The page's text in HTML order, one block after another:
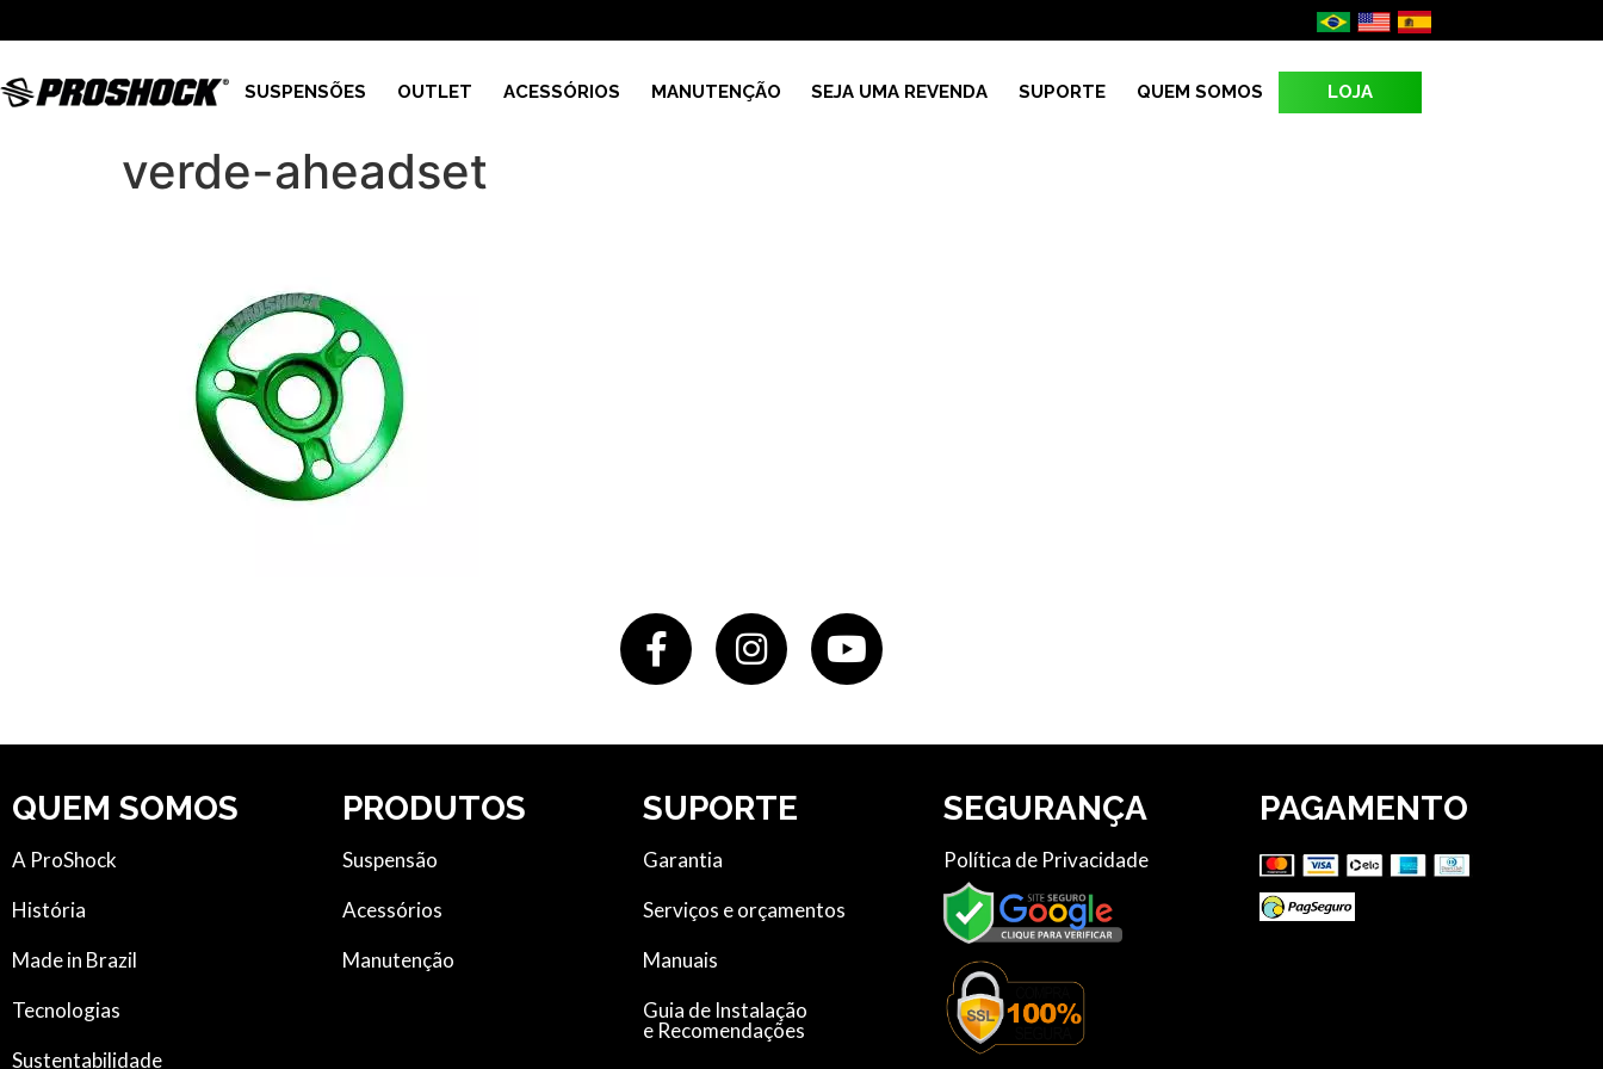
SUSPENSÕES OUTLET ACESSÓRIOS MANUTENÇÃO SEJA UMA REVENDA SUPORTE QUEM SOMOS LOJA
verde-aheadset
QUEM SOMOS
A ProShock
História
Made in Brazil
Tecnologias
Sustentabilidade
PRODUTOS
Suspensão
Acessórios
Manutenção
SUPORTE
Garantia
Serviços e orçamentos
Manuais
Guia de Instalação
e Recomendações
SEGURANÇA
Política de Privacidade
PAGAMENTO